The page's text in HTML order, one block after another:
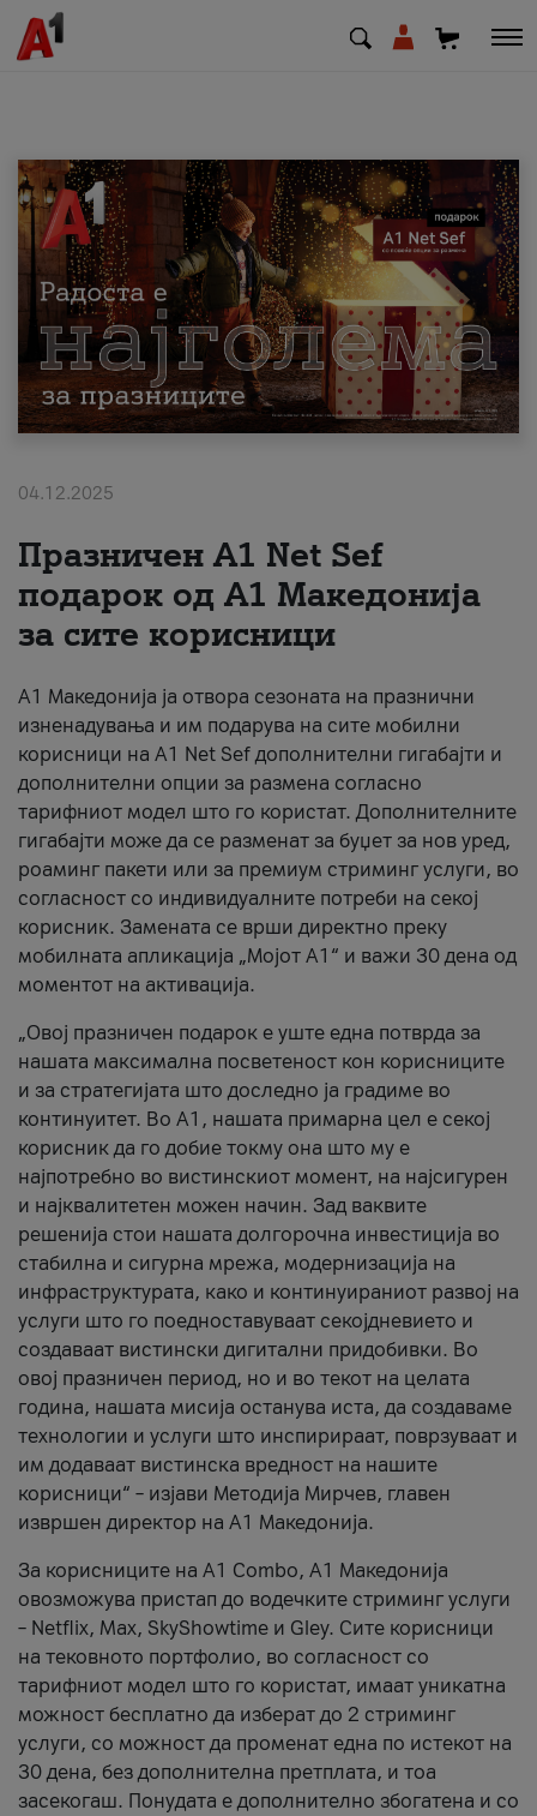
МК EN SQ
Приватни Деловни
Поддршка
Надополни кредит
За нас
#ПодобарОнлајн
04.12.2025
Празничен A1 Net Sеf
подарок од А1 Македонија
за сите корисници
А1 Македонија ја отвора сезоната на празнични
изненадувања и им подарува на сите мобилни
корисници на A1 Net Sef дополнителни гигабајти и
дополнителни опции за размена согласно
тарифниот модел што го користат. Дополнителните
гигабајти може да се разменат за буџет за нов уред,
роаминг пакети или за премиум стриминг услуги, во
согласност со индивидуалните потреби на секој
корисник. Замената се врши директно преку
мобилната апликација „Мојот А1“ и важи 30 дена од
моментот на активација.
„Овој празничен подарок е уште една потврда за
нашата максимална посветеност кон корисниците
и за стратегијата што доследно ја градиме во
континуитет. Во А1, нашата примарна цел е секој
корисник да го добие токму она што му е
најпотребно во вистинскиот момент, на најсигурен
и најквалитетен можен начин. Зад ваквите
решенија стои нашата долгорочна инвестиција во
стабилна и сигурна мрежа, модернизација на
инфраструктурата, како и континуираниот развој на
услуги што го поедноставуваат секојдневието и
создаваат вистински дигитални придобивки. Во
овој празничен период, но и во текот на целата
година, нашата мисија останува иста, да создаваме
технологии и услуги што инспирираат, поврзуваат и
им додаваат вистинска вредност на нашите
корисници“ – изјави Методија Мирчев, главен
извршен директор на А1 Македонија.
За корисниците на A1 Combo, А1 Македонија
овозможува пристап до водечките стриминг услуги
– Netflix, Max, SkyShowtime и Gley. Сите корисници
на тековното портфолио, во согласност со
тарифниот модел што го користат, имаат уникатна
можност бесплатно да изберат до 2 стриминг
услуги, со можност да променат една по истекот на
30 дена, без дополнителна претплата, и тоа
засекогаш. Понудата е дополнително збогатена и со